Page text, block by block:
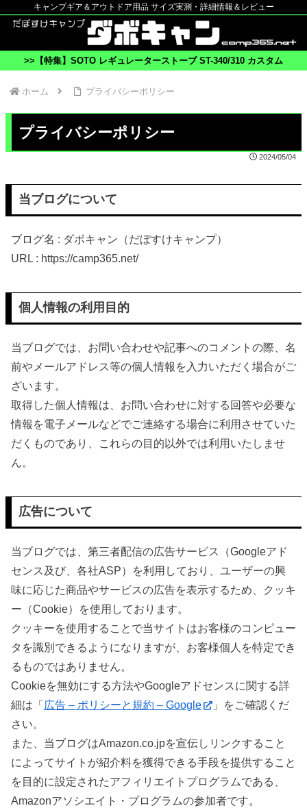
キャンプギア＆アウトドア用品 サイズ実測・詳細情報＆レビュー
>>【特集】SOTO レギュレーターストーブ ST-340/310 カスタム
ホーム プライバシーポリシー
プライバシーポリシー
2024/05/04
当ブログについて
ブログ名 : ダボキャン（だぼすけキャンプ）
URL : https://camp365.net/
個人情報の利用目的
当ブログでは、お問い合わせや記事へのコメントの際、名
前やメールアドレス等の個人情報を入力いただく場合がご
ざいます。
取得した個人情報は、お問い合わせに対する回答や必要な
情報を電子メールなどでご連絡する場合に利用させていた
だくものであり、これらの目的以外では利用いたしませ
ん。
広告について
当ブログでは、第三者配信の広告サービス（Googleアド
センス及び、各社ASP）を利用しており、ユーザーの興
味に応じた商品やサービスの広告を表示するため、クッキ
ー（Cookie）を使用しております。
クッキーを使用することで当サイトはお客様のコンピュー
タを識別できるようになりますが、お客様個人を特定でき
るものではありません。
Cookieを無効にする方法やGoogleアドセンスに関する詳
細は「 広告 – ポリシーと規約 – Google
」をご確認くだ
さい。
また、当ブログはAmazon.co.jpを宣伝しリンクすること
によってサイトが紹介料を獲得できる手段を提供すること
を目的に設定されたアフィリエイトプログラムである、
Amazonアソシエイト・プログラムの参加者です。